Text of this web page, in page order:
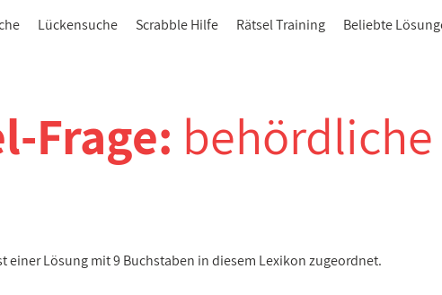
Lückensuche Scrabble Hilfe Rätsel Training Beliebte
Frage: behördliche
einer Lösung mit 9 Buchstaben in diesem Lexikon zugeordnet.